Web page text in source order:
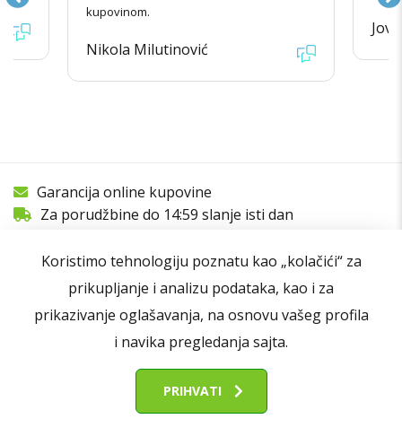
kupovinom.
Nikola Milutinović
Garancija online kupovine
Za porudžbine do 14:59 slanje isti dan
1000+ recenzija
Prijavi se i preuzmi kod za popust do
Koristimo tehnologiju poznatu kao „kolačići“ za
prikupljanje i analizu podataka, kao i za
prikazivanje oglašavanja, na osnovu vašeg profila
i navika pregledanja sajta.
PRIHVATI